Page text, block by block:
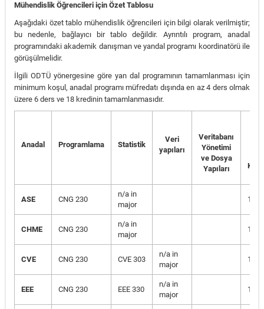
Mühendislik Öğrencileri için Özet Tablosu
Aşağıdaki özet tablo mühendislik öğrencileri için bilgi olarak verilmiştir;
bu nedenle, bağlayıcı bir tablo değildir. Ayrıntılı program, anadal
programındaki akademik danışman ve yandal programı koordinatörü ile
görüşülmelidir.
İlgili ODTÜ yönergesine göre yan dal programının tamamlanması için
minimum koşul, anadal programı müfredatı dışında en az 4 ders olmak
üzere 6 ders ve 18 kredinin tamamlanmasıdır.
Anadal Programlama Statistik
Veri
yapıları
Veritabanı
Yönetimi
ve Dosya
Yapıları
ASE CNG 230
n/a in
major
1
CHME CNG 230
n/a in
major
1
CVE CNG 230 CVE 303
n/a in
major
1
EEE CNG 230 EEE 330
n/a in
major
1